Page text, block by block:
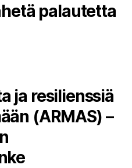
palautetta
ja resilienssiä
(ARMAS) –